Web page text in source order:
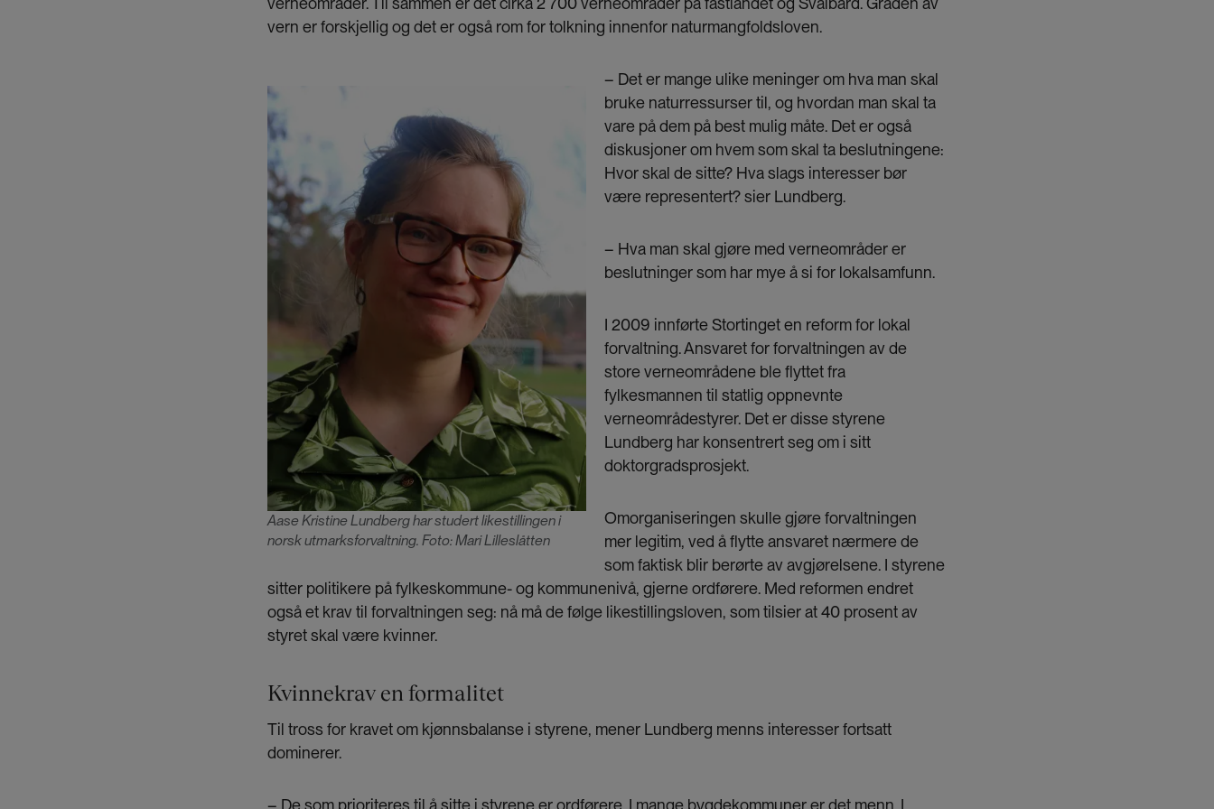
vern er forskjellig og det er også rom for tolkning innenfor naturmangfoldsloven.
Bilde
Aase Kristine Lundberg har studert likestillingen i
norsk utmarksforvaltning. Foto: Mari Lilleslåtten
– Det er mange ulike meninger om hva man skal
bruke naturressurser til, og hvordan man skal ta
vare på dem på best mulig måte. Det er også
diskusjoner om hvem som skal ta beslutningene:
Hvor skal de sitte? Hva slags interesser bør
være representert? sier Lundberg.
– Hva man skal gjøre med verneområder er
beslutninger som har mye å si for lokalsamfunn.
I 2009 innførte Stortinget en reform for lokal
forvaltning. Ansvaret for forvaltningen av de
store verneområdene ble flyttet fra
fylkesmannen til statlig oppnevnte
verneområdestyrer. Det er disse styrene
Lundberg har konsentrert seg om i sitt
doktorgradsprosjekt.
Omorganiseringen skulle gjøre forvaltningen
mer legitim, ved å flytte ansvaret nærmere de
som faktisk blir berørte av avgjørelsene. I styrene
sitter politikere på fylkeskommune- og kommunenivå, gjerne ordførere. Med reformen endret
også et krav til forvaltningen seg: nå må de følge likestillingsloven, som tilsier at 40 prosent av
styret skal være kvinner.
Kvinnekrav en formalitet
Til tross for kravet om kjønnsbalanse i styrene, mener Lundberg menns interesser fortsatt
dominerer.
– De som prioriteres til å sitte i styrene er ordførere. I mange bygdekommuner er det menn. I